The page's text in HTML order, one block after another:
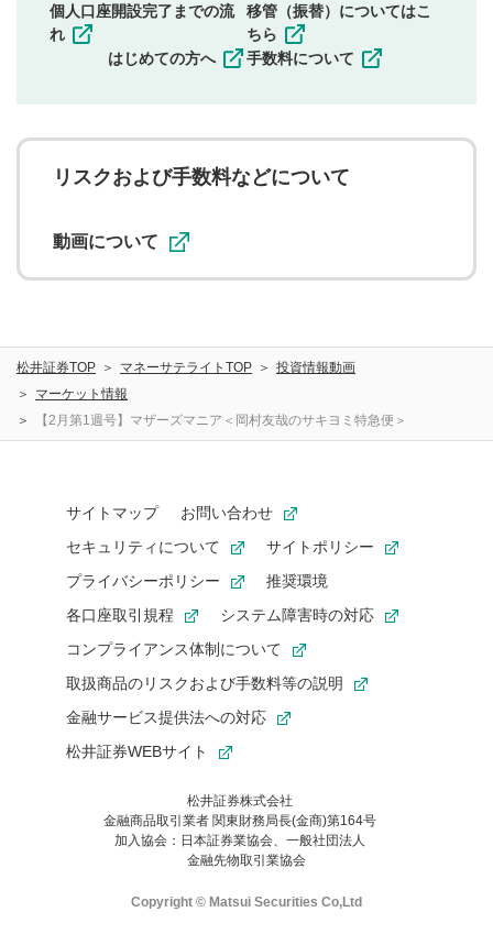
その他当社が不適切と判断した投稿
一度投稿した評価およびコメントの変更・削除はできま
に関する著作者人格権を行使しないことに同意します。利
用者が投稿したコメントは、当社サービスの広告・宣伝、
ることがあります。
個人口座開設完了までの流
れ
はじめての方へ
移管（振替）についてはこ
ちら
手数料について
リスクおよび手数料などについて
動画について
松井証券TOP マネーサテライトTOP
投資情報動画
マーケット情報
【2月第1週号】マザーズマニア＜岡村友哉のサキヨミ特急便＞
サイトマップ
お問い合わせ
セキュリティについて
サイトポリシー
プライバシーポリシー
推奨環境
各口座取引規程
システム障害時の対応
コンプライアンス体制について
取扱商品のリスクおよび手数料等の説明
金融サービス提供法への対応
松井証券WEBサイト
松井証券株式会社
金融商品取引業者 関東財務局長(金商)第164号
加入協会：日本証券業協会、一般社団法人
金融先物取引業協会
Copyright © Matsui Securities Co,Ltd
お気に入り機能は松井証券の会員限定の機能です。
お気に入り登録いただくと、後からいつでもお気に入りのコンテ
ンツを一覧でご確認いただけます。
ご利用いただくには口座開設が必要です。